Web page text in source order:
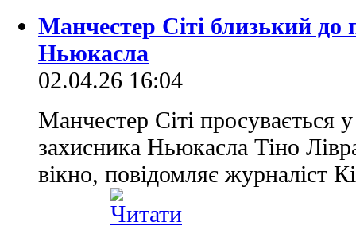
Манчестер Сіті близький до
Ньюкасла
02.04.26 16:04
Манчестер Сіті просувається
захисника Ньюкасла Тіно
вікно, повідомляє журналіст